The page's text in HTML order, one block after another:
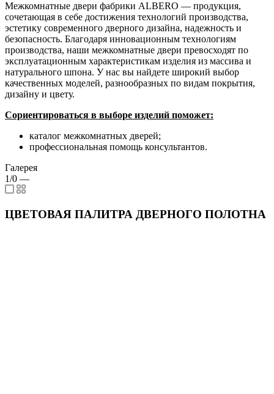
Межкомнатные двери фабрики ALBERO — продукция,
сочетающая в себе достижения технологий производства,
эстетику современного дверного дизайна, надежность и
безопасность. Благодаря инновационным технологиям
производства, наши межкомнатные двери превосходят по
эксплуатационным характеристикам изделия из массива и
натурального шпона. У нас вы найдете широкий выбор
качественных моделей, разнообразных по видам покрытия,
дизайну и цвету.
Сориентироваться в выборе изделий поможет:
каталог межкомнатных дверей;
профессиональная помощь консультантов.
Галерея
1/0 —
ЦВЕТОВАЯ ПАЛИТРА ДВЕРНОГО ПОЛОТНА